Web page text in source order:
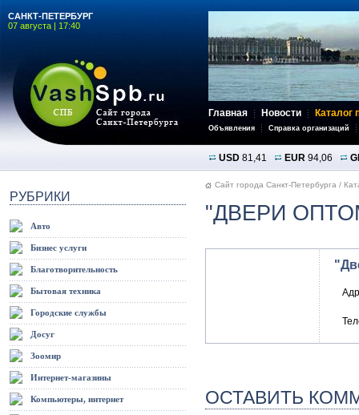
САНКТ-ПЕТЕРБУРГ
07 августа | 17:40
Главная Новости Каталог
Объявления Справка организаций
USD 81,41 EUR 94,06
РУБРИКИ
Авто
Бизнес услуги
Благотворительность
Бытовая техника
Городские службы
Досуг
Зоомир
Интернет-магазины
Компьютеры, интернет
Сайт города Санкт-Петербурга /
"ДВЕРИ
ОСТАВИТЬ